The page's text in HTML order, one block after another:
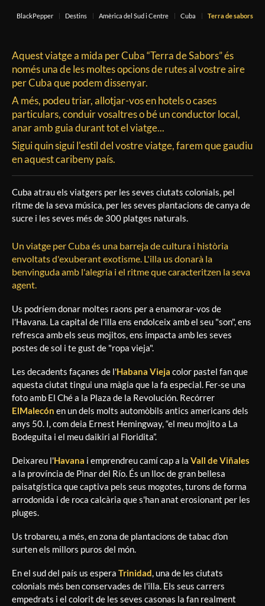
BlackPepper Destins Amèrica del Sud i Centre Cuba Terra de sabors
Aquest viatge a mida per Cuba “Terra de Sabors” és
només una de les moltes opcions de rutes al vostre aire
per Cuba que podem dissenyar.
A més, podeu triar, allotjar-vos en hotels o cases
particulars, conduir vosaltres o bé un conductor local,
anar amb guia durant tot el viatge...
Sigui quin sigui l'estil del vostre viatge, farem que gaudiu
en aquest caribeny país.
Cuba atrau els viatgers per les seves ciutats colonials, pel
ritme de la seva música, per les seves plantacions de canya de
sucre i les seves més de 300 platges naturals.
Un viatge per Cuba és una barreja de cultura i història
envoltats d'exuberant exotisme. L'illa us donarà la
benvinguda amb l'alegria i el ritme que caracteritzen la seva
agent.
Us podríem donar moltes raons per a enamorar-vos de
l'Havana. La capital de l'illa ens endolceix amb el seu "son", ens
refresca amb els seus mojitos, ens impacta amb les seves
postes de sol i te gust de "ropa vieja".
Les decadents façanes de l'Habana Vieja color pastel fan que
aquesta ciutat tingui una màgia que la fa especial. Fer-se una
foto amb El Ché a la Plaza de la Revolución. Recórrer
ElMalecón en un dels molts automòbils antics americans dels
anys 50. I, com deia Ernest Hemingway, “el meu mojito a La
Bodeguita i el meu daikiri al Floridita”.
Deixareu l'Havana i emprendreu camí cap a la Vall de Viñales
a la província de Pinar del Río. És un lloc de gran bellesa
paisatgística que captiva pels seus mogotes, turons de forma
arrodonida i de roca calcària que s'han anat erosionant per les
pluges.
Us trobareu, a més, en zona de plantacions de tabac d'on
surten els millors puros del món.
En el sud del país us espera Trinidad, una de les ciutats
colonials més ben conservades de l'illa. Els seus carrers
empedrats i el colorit de les seves casonas la fan realment